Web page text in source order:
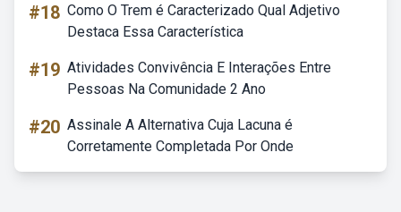
#18 Como O Trem é Caracterizado Qual Adjetivo
Destaca Essa Característica
#19 Atividades Convivência E Interações Entre
Pessoas Na Comunidade 2 Ano
#20 Assinale A Alternativa Cuja Lacuna é
Corretamente Completada Por Onde